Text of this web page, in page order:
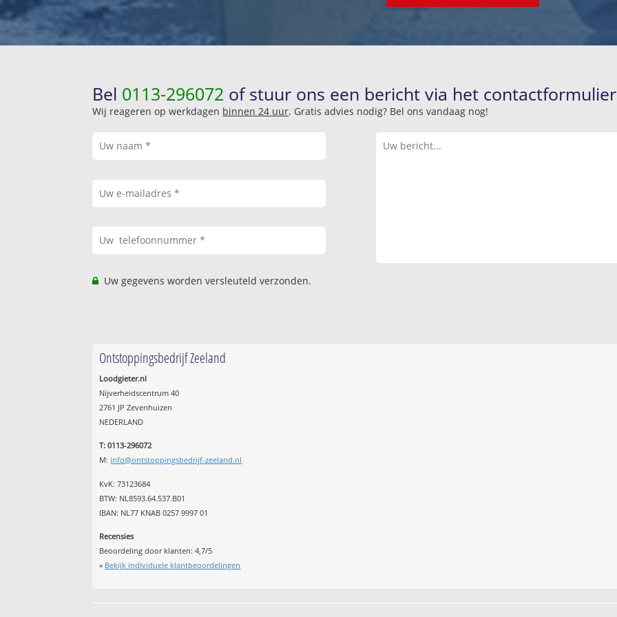
Bel 0113-296072 of stuur ons een bericht via het
Wij reageren op werkdagen binnen 24 uur. Gratis advies nodig? Bel ons vandaag nog!
Uw gegevens worden versleuteld verzonden.
Ontstoppingsbedrijf Zeeland
Loodgieter.nl
Nijverheidscentrum 40
2761 JP Zevenhuizen
NEDERLAND
T: 0113-296072
M: info@ontstoppingsbedrijf-zeeland.nl
KvK: 73123684
BTW: NL8593.64.537.B01
IBAN: NL77 KNAB 0257 9997 01
Recensies
Beoordeling door klanten:4,7/5
» Bekijk individuele klantbeoordelingen